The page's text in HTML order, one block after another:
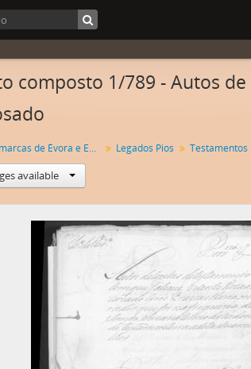
composto 1/789 - Autos
Provedoria das Comarcas de Évora e Estremoz Legados Pios Testamentos
available